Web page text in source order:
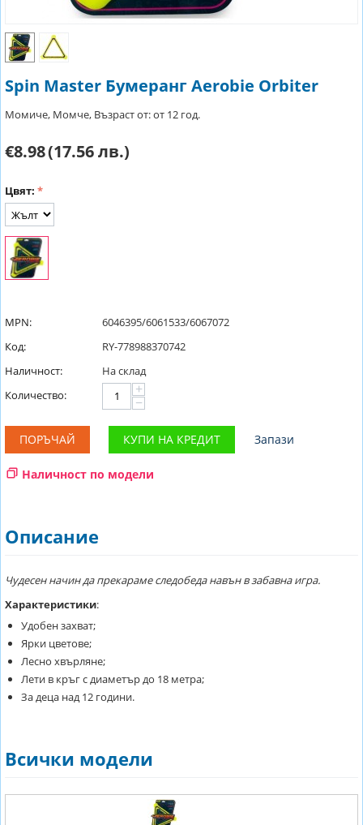
Spin Master Бумеранг Aerobie Orbiter
Момиче, Момче, Възраст от: от 12 год.
€8.98(17.56 лв.)
Цвят:
MPN:
6046395/6061533/6067072
Код:
RY-778988370742
Наличност:
На склад
Количество:
+
−
ПОРЪЧАЙ КУПИ НА КРЕДИТ Запази
Наличност по модели
Описание
Чудесен начин да прекараме следобеда навън в забавна игра.
Характеристики:
Удобен захват;
Ярки цветове;
Лесно хвърляне;
Лети в кръг с диаметър до 18 метра;
За деца над 12 години.
Всички модели